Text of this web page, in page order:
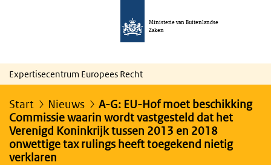
Ministerie van Buitenlandse
Zaken
Expertisecentrum Europees Recht
Start Nieuws
A-G: EU-Hof moet beschikking
Commissie waarin wordt vastgesteld dat het
Verenigd Koninkrijk tussen 2013 en 2018
onwettige tax rulings heeft toegekend nietig
verklaren